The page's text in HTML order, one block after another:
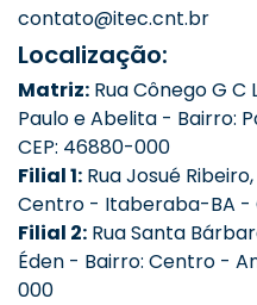
contato@itec.cnt.br
Localização:
Matriz: Rua Cônego G C
Paulo e Abelita - Bairro:
CEP: 46880-000
Filial 1: Rua Josué
Centro - Itaberaba-BA -
Filial 2: Rua Santa
Éden - Bairro: Centro -
000